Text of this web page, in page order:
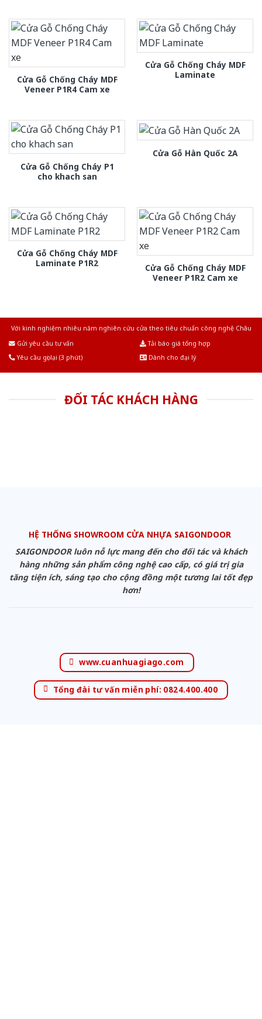
Cửa Gỗ Chống Cháy MDF
Veneer P1R4 Cam xe
Cửa Gỗ Chống Cháy MDF
Laminate
Cửa Gỗ Chống Cháy P1
cho khach san
Cửa Gỗ Hàn Quốc 2A
Cửa Gỗ Chống Cháy MDF
Laminate P1R2
Cửa Gỗ Chống Cháy MDF
Veneer P1R2 Cam xe
Với kinh nghiệm nhiêu năm nghiên cứu cửa theo tiêu chuẩn công nghệ Châu
Gửi yêu cầu tư vấn
Tải báo giá tổng hợp
Yêu cầu gọi lại (3 phút)
Dành cho đại lý
ĐỐI TÁC KHÁCH HÀNG
HỆ THỐNG SHOWROOM CỬA NHỰA SAIGONDOOR
SAIGONDOOR luôn nỗ lực mang đến cho đối tác và khách
hàng những sản phẩm công nghệ cao cấp, có giá trị gia
tăng tiện ích, sáng tạo cho cộng đồng một tương lai tốt đẹp
hơn!
www.cuanhuagiago.com
Tổng đài tư vấn miễn phí: 0824.400.400